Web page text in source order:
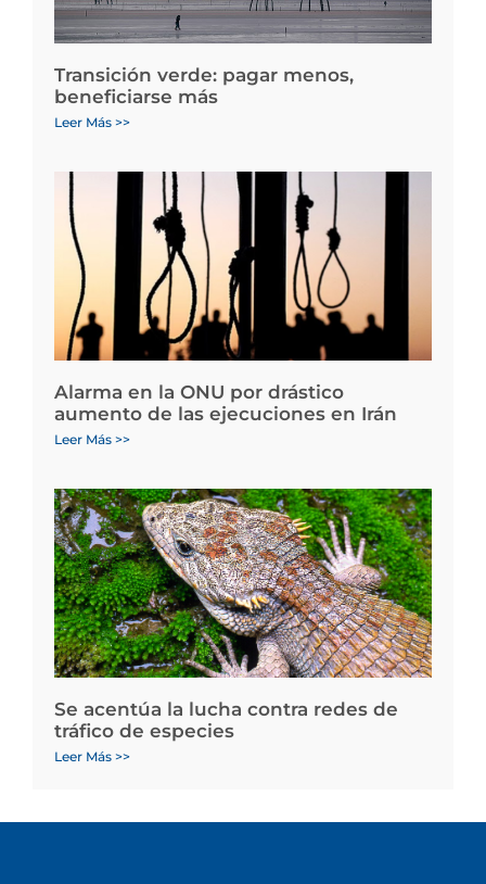
Transición verde: pagar menos,
beneficiarse más
Leer Más >>
Alarma en la ONU por drástico
aumento de las ejecuciones en Irán
Leer Más >>
Se acentúa la lucha contra redes de
tráfico de especies
Leer Más >>